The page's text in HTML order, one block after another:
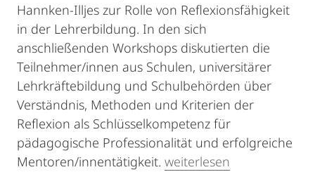
Hannken-Illjes zur Rolle von Reflexionsfähigkeit
in der Lehrerbildung. In den sich
anschließenden Workshops diskutierten die
Teilnehmer/innen aus Schulen, universitärer
Lehrkräftebildung und Schulbehörden über
Verständnis, Methoden und Kriterien der
Reflexion als Schlüsselkompetenz für
pädagogische Professionalität und erfolgreiche
Mentoren/innentätigkeit. weiterlesen